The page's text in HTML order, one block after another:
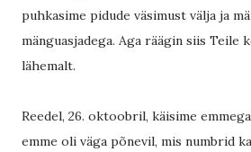
puhkasime pidude väsimust välja ja
mänguasjadega. Aga räägin siis Teile
lähemalt.
Reedel, 26. oktoobril, käisime
emme oli väga põnevil, mis numbrid